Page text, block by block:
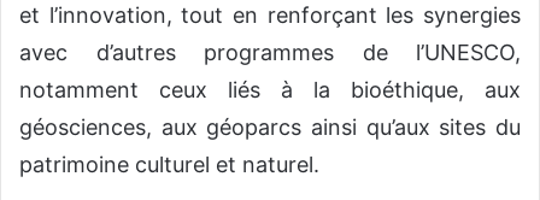
et l’innovation, tout en renforçant les synergies
avec d’autres programmes de l’UNESCO,
notamment ceux liés à la bioéthique, aux
géosciences, aux géoparcs ainsi qu’aux sites du
patrimoine culturel et naturel.